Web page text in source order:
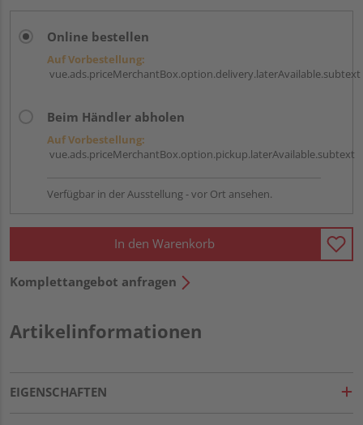
Online bestellen
Auf Vorbestellung:
vue.ads.priceMerchantBox.option.delivery.laterAvailable.subtext
Beim Händler abholen
Auf Vorbestellung:
vue.ads.priceMerchantBox.option.pickup.laterAvailable.subtext
Verfügbar in der Ausstellung - vor Ort ansehen.
In den Warenkorb
Komplettangebot anfragen
Artikelinformationen
EIGENSCHAFTEN